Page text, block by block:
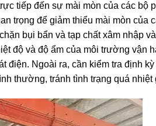
tiếp đến sự mài mòn của các bộ
trọng để giảm thiểu mài mòn của
bụi bẩn và tạp chất xâm nhập
độ và độ ẩm của môi trường vận
điện. Ngoài ra, cần kiểm tra định
thường, tránh tình trạng quá nhiệt